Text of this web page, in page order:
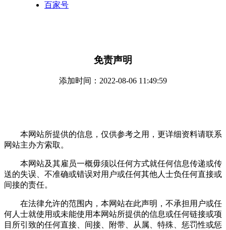
百家号
免责声明
添加时间：2022-08-06 11:49:59
本网站所提供的信息，仅供参考之用，更详细资料请联系
网站主办方索取。
本网站及其雇员一概毋须以任何方式就任何信息传递或传
送的失误、不准确或错误对用户或任何其他人士负任何直接或
间接的责任。
在法律允许的范围内，本网站在此声明，不承担用户或任
何人士就使用或未能使用本网站所提供的信息或任何链接或项
目所引致的任何直接、间接、附带、从属、特殊、惩罚性或惩